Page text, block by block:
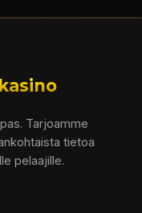
Tarjoamme
tietoa
pelaajille.